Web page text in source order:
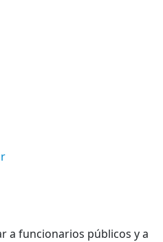
a funcionarios públicos y a